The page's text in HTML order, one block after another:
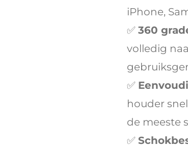
iPhone,
✅ 360
volledig
✅
houder
de meeste
✅